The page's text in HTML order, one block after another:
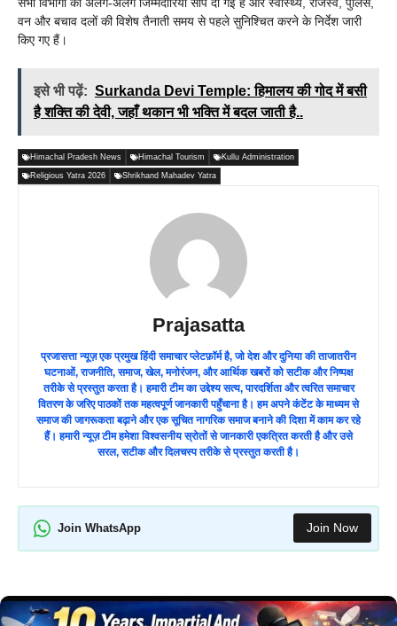
वन और बचाव दलों की विशेष तैनाती समय से पहले सुनिश्चित करने के निर्देश जारी
किए गए हैं।
इसे भी पढ़ें: Surkanda Devi Temple: हिमालय की गोद में बसी
है शक्ति की देवी, जहाँ थकान भी भक्ति में बदल जाती है..
Himachal Pradesh News Himachal Tourism Kullu Administration
Religious Yatra 2026 Shrikhand Mahadev Yatra
Prajasatta
प्रजासत्ता न्यूज़ एक प्रमुख हिंदी समाचार प्लेटफ़ॉर्म है, जो देश और दुनिया की ताजातरीन
घटनाओं, राजनीति, समाज, खेल, मनोरंजन, और आर्थिक खबरों को सटीक और निष्पक्ष
तरीके से प्रस्तुत करता है। हमारी टीम का उद्देश्य सत्य, पारदर्शिता और त्वरित समाचार
वितरण के जरिए पाठकों तक महत्वपूर्ण जानकारी पहुँचाना है। हम अपने कंटेंट के माध्यम से
समाज की जागरूकता बढ़ाने और एक सूचित नागरिक समाज बनाने की दिशा में काम कर रहे
हैं। हमारी न्यूज़ टीम हमेशा विश्वसनीय स्रोतों से जानकारी एकत्रित करती है और उसे
सरल, सटीक और दिलचस्प तरीके से प्रस्तुत करती है।
Join WhatsApp Join Now